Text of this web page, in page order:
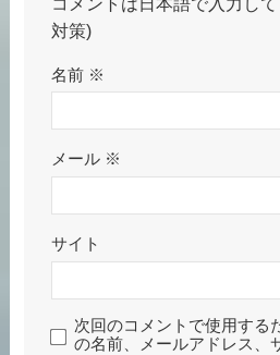
対策)
名前 ※
メール ※
サイト
次回のコメントで使用する
の名前、メールアドレス、